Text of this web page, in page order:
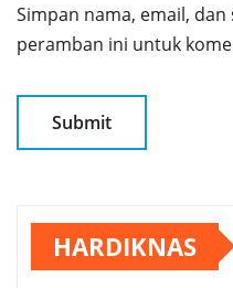
Simpan nama, email, dan
peramban ini untuk
HARDIKNAS